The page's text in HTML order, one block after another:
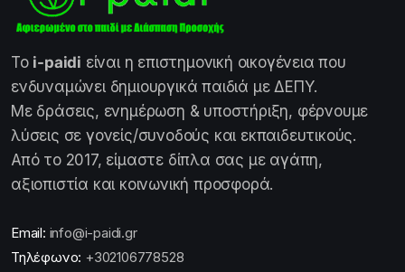
Το i-paidi είναι η επιστημονική οικογένεια που
ενδυναμώνει δημιουργικά παιδιά με ΔΕΠΥ.
Με δράσεις, ενημέρωση & υποστήριξη, φέρνουμε
λύσεις σε γονείς/συνοδούς και εκπαιδευτικούς.
Από το 2017, είμαστε δίπλα σας με αγάπη,
αξιοπιστία και κοινωνική προσφορά.
Email: info@i-paidi.gr
Τηλέφωνο: +302106778528